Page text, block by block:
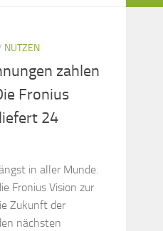
NUTZEN
zahlen
Fronius
24
in aller Munde.
Fronius Vision zur
Zukunft der
nächsten